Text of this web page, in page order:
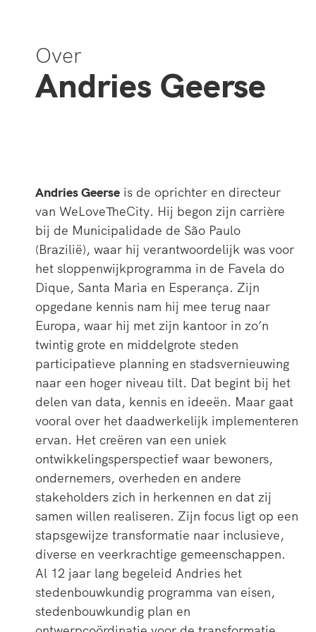
Over
Andries Geerse
Andries Geerse is de oprichter en directeur
van WeLoveTheCity. Hij begon zijn carrière
bij de Municipalidade de São Paulo
(Brazilië), waar hij verantwoordelijk was voor
het sloppenwijkprogramma in de Favela do
Dique, Santa Maria en Esperança. Zijn
opgedane kennis nam hij mee terug naar
Europa, waar hij met zijn kantoor in zo’n
twintig grote en middelgrote steden
participatieve planning en stadsvernieuwing
naar een hoger niveau tilt. Dat begint bij het
delen van data, kennis en ideeën. Maar gaat
vooral over het daadwerkelijk implementeren
ervan. Het creëren van een uniek
ontwikkelingsperspectief waar bewoners,
ondernemers, overheden en andere
stakeholders zich in herkennen en dat zij
samen willen realiseren. Zijn focus ligt op een
stapsgewijze transformatie naar inclusieve,
diverse en veerkrachtige gemeenschappen.
Al 12 jaar lang begeleid Andries het
stedenbouwkundig programma van eisen,
stedenbouwkundig plan en